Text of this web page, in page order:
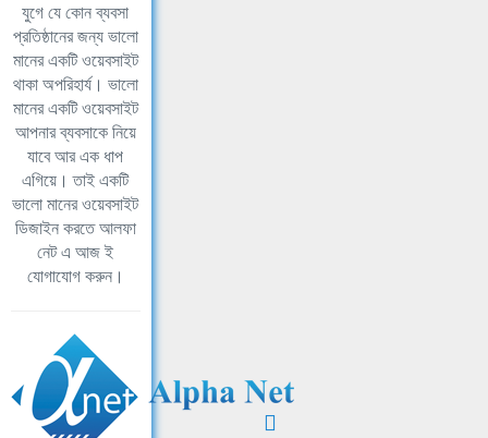
যুগে যে কোন ব্যবসা
প্রতিষ্ঠানের জন্য ভালো
মানের একটি ওয়েবসাইট
থাকা অপরিহার্য। ভালো
মানের একটি ওয়েবসাইট
আপনার ব্যবসাকে নিয়ে
যাবে আর এক ধাপ
এগিয়ে। তাই একটি
ভালো মানের ওয়েবসাইট
ডিজাইন করতে আলফা
নেট এ আজ ই
যোগাযোগ করুন।